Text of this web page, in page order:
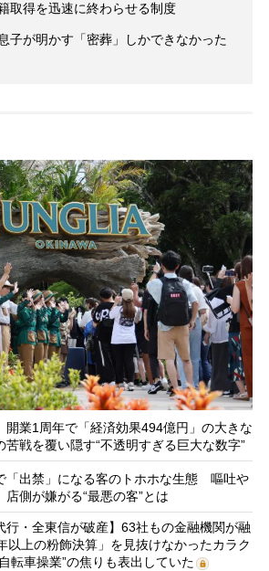
取得を迅速に終わらせる制度
子が明かす「密葬」しかできなかった
開業1周年で「経済効果494億円」の大きな
戦を覆い隠す“不透明すぎる巨大な数字”
「出禁」になる客のトホホな生態 嘔吐や
側が嫌がる“最悪の客”とは
行・全東信が破産】63社もの金融機関が融
以上の粉飾決算」を見抜けなかったカラク
転車操業”の焦りも表出していた